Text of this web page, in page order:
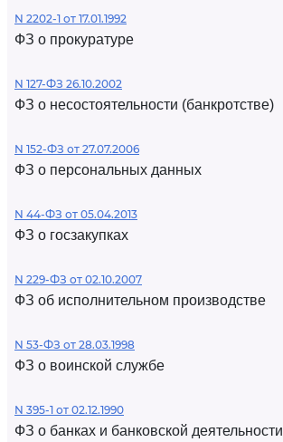
N 2202-1 от 17.01.1992
ФЗ о прокуратуре
N 127-ФЗ 26.10.2002
ФЗ о несостоятельности (банкротстве)
N 152-ФЗ от 27.07.2006
ФЗ о персональных данных
N 44-ФЗ от 05.04.2013
ФЗ о госзакупках
N 229-ФЗ от 02.10.2007
ФЗ об исполнительном производстве
N 53-ФЗ от 28.03.1998
ФЗ о воинской службе
N 395-1 от 02.12.1990
ФЗ о банках и банковской деятельности